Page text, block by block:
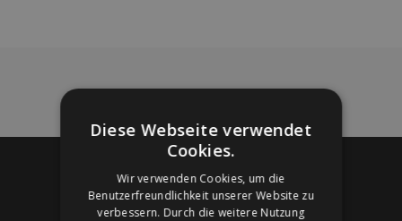
Diese Webseite verwendet
Cookies.
Wir verwenden Cookies, um die
Benutzerfreundlichkeit unserer Website zu
verbessern. Durch die weitere Nutzung